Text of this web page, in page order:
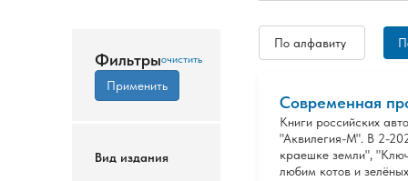
Фильтры
Вид издания
По алфавиту
Современная
Книги российских
"Аквилегия-М". В 2-
краешке земли",
любим котов и